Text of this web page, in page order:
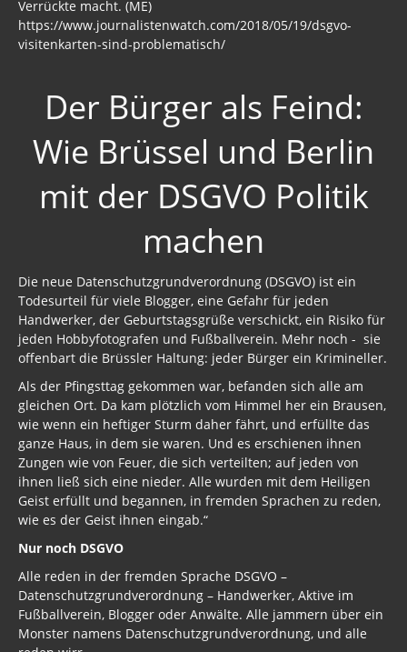
Verrückte macht. (ME)
https://www.journalistenwatch.com/2018/05/19/dsgvo-
visitenkarten-sind-problematisch/
Der Bürger als Feind:
Wie Brüssel und Berlin
mit der DSGVO Politik
machen
Die neue Datenschutzgrundverordnung (DSGVO) ist ein
Todesurteil für viele Blogger, eine Gefahr für jeden
Handwerker, der Geburtstagsgrüße verschickt, ein Risiko für
jeden Hobbyfotografen und Fußballverein. Mehr noch - sie
offenbart die Brüssler Haltung: jeder Bürger ein Krimineller.
Als der Pfingsttag gekommen war, befanden sich alle am
gleichen Ort. Da kam plötzlich vom Himmel her ein Brausen,
wie wenn ein heftiger Sturm daher fährt, und erfüllte das
ganze Haus, in dem sie waren. Und es erschienen ihnen
Zungen wie von Feuer, die sich verteilten; auf jeden von
ihnen ließ sich eine nieder. Alle wurden mit dem Heiligen
Geist erfüllt und begannen, in fremden Sprachen zu reden,
wie es der Geist ihnen eingab.“
Nur noch DSGVO
Alle reden in der fremden Sprache DSGVO –
Datenschutzgrundverordnung – Handwerker, Aktive im
Fußballverein, Blogger oder Anwälte. Alle jammern über ein
Monster namens Datenschutzgrundverordnung, und alle